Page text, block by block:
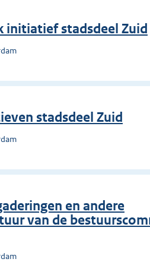
initiatief stadsdeel Zuid
stadsdeel Zuid
en andere
van de